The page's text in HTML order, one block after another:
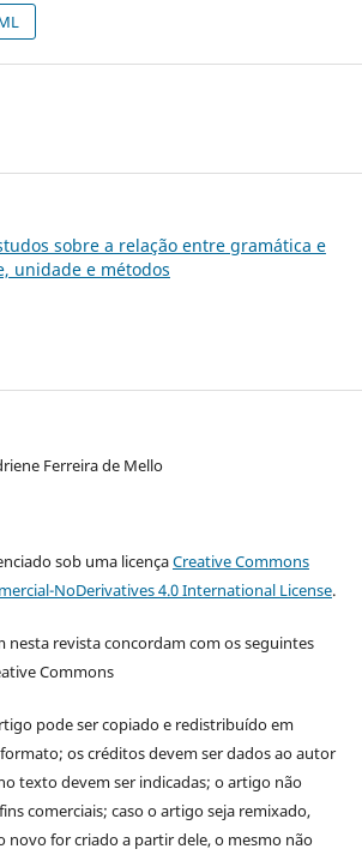
sobre a relação entre gramática e
unidade e métodos
Ferreira de Mello
sob uma licençaCreative Commons
NoDerivatives 4.0 International License.
nesta revista concordam com os seguintes
Commons
pode ser copiado e redistribuído em
os créditos devem ser dados ao autor
texto devem ser indicadas; o artigo não
comerciais; caso o artigo seja remixado,
novo for criado a partir dele, o mesmo não